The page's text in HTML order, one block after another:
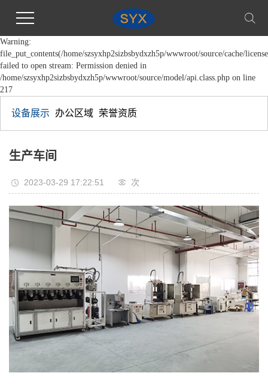
Warning:
file_put_contents(/home/szsyxhp2sizbsbydxzh5p/wwwroot/source/cache/
failed to open stream: Permission denied in
/home/szsyxhp2sizbsbydxzh5p/wwwroot/source/model/api.class.php on line
217
设备展示 办公区域 荣誉资质
生产车间
2023-03-29 17:22:51 次